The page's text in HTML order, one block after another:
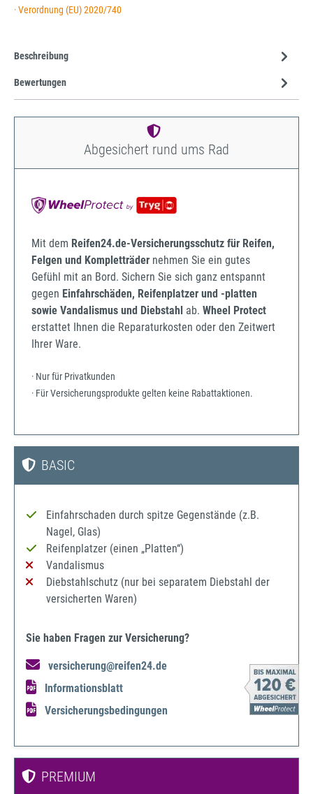
· Verordnung (EU) 2020/740
Beschreibung
Bewertungen
Abgesichert rund ums Rad
Mit dem Reifen24.de-Versicherungsschutz für Reifen,
Felgen und Kompletträder nehmen Sie ein gutes
Gefühl mit an Bord. Sichern Sie sich ganz entspannt
gegen Einfahrschäden, Reifenplatzer und -platten
sowie Vandalismus und Diebstahl ab. Wheel Protect
erstattet Ihnen die Reparaturkosten oder den Zeitwert
Ihrer Ware.
· Nur für Privatkunden
· Für Versicherungsprodukte gelten keine Rabattaktionen.
BASIC
Einfahrschaden durch spitze Gegenstände (z.B.
Nagel, Glas)
Reifenplatzer (einen „Platten“)
Vandalismus
Diebstahlschutz (nur bei separatem Diebstahl der
versicherten Waren)
Sie haben Fragen zur Versicherung?
versicherung@reifen24.de
Informationsblatt
Versicherungsbedingungen
PREMIUM